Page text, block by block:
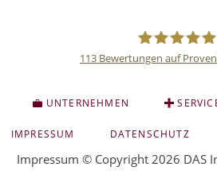
und
113 Bewertungen auf
UNTERNEHMEN
ÜBERSPRINGEN
IMPRESSUM DATENSCHUTZ
Impressum © Copyright 2026 DAS